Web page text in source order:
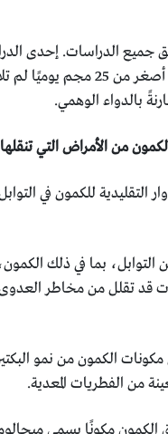
جميع الدراسات. إحدى
‏استخدمت جرعة أصغر من 25
بالدواء الوهمي.‏
التقليدية للكمون في
التوابل، بما في ذلك
قد تقلل من مخاطر العدوى
الكمون من نمو
من الفطريات المعدية.‏
مكونًا يسمى